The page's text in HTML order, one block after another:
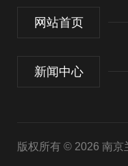
网站首页
新闻中心
版权所有 © 2026 南京